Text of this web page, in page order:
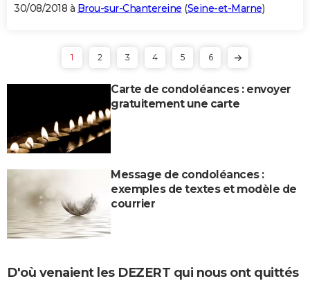
30/08/2018 à Brou-sur-Chantereine (Seine-et-Marne)
1 2 3 4 5 6
Carte de condoléances : envoyer
gratuitement une carte
Message de condoléances :
exemples de textes et modèle de
courrier
D'où venaient les DEZERT qui nous ont quittés